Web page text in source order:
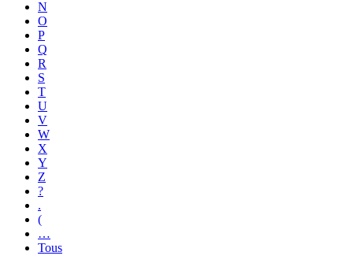
N
O
P
Q
R
S
T
U
V
W
X
Y
Z
?
.
(
…
Tous